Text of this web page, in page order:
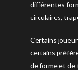
différentes
circulaires,
Certains
certains
de forme et de